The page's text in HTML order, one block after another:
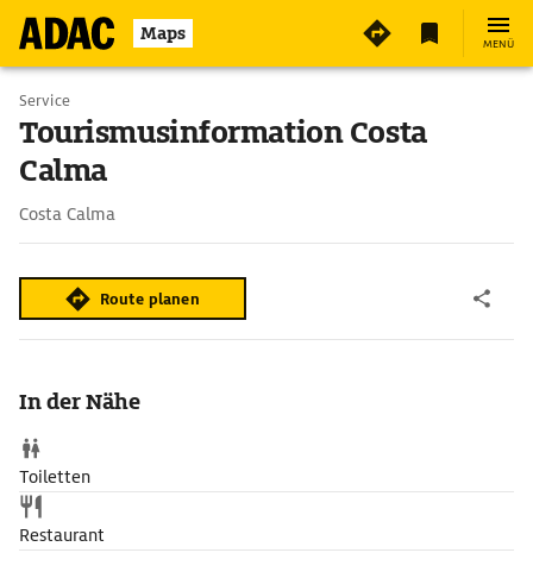
Maps MENÜ
Service
Tourismusinformation Costa
Calma
Costa Calma
Route planen
In der Nähe
Toiletten
Restaurant